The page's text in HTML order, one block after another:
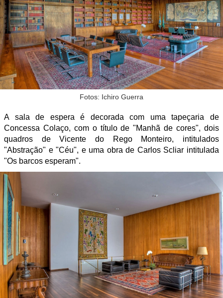
Fotos: Ichiro Guerra
A sala de espera é decorada com uma tapeçaria de
Concessa Colaço, com o título de "Manhã de cores", dois
quadros de Vicente do Rego Monteiro, intitulados
"Abstração" e "Céu", e uma obra de Carlos Scliar intitulada
"Os barcos esperam".